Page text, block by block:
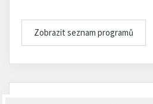
Zobrazit seznam programů